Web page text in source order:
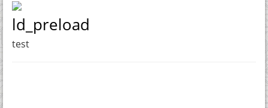
ld_preload
test